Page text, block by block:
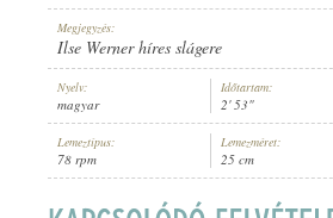
VÁRADY GYÖRGY ,TÁNCEGYÜTTES
LEMEZSZÁM:
Megjegyzés:
Ilse Werner híres slágere
Nyelv:
magyar
Időtartam:
2' 53"
Lemeztípus:
78 rpm
Lemezméret:
25 cm